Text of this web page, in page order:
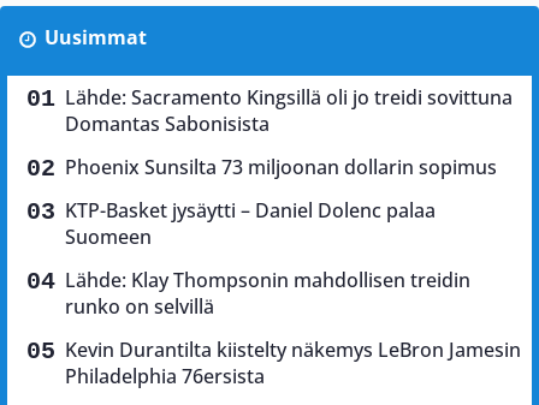
Uusimmat
Lähde: Sacramento Kingsillä oli jo treidi sovittuna
Domantas Sabonisista
Phoenix Sunsilta 73 miljoonan dollarin sopimus
KTP-Basket jysäytti – Daniel Dolenc palaa
Suomeen
Lähde: Klay Thompsonin mahdollisen treidin
runko on selvillä
Kevin Durantilta kiistelty näkemys LeBron Jamesin
Philadelphia 76ersista